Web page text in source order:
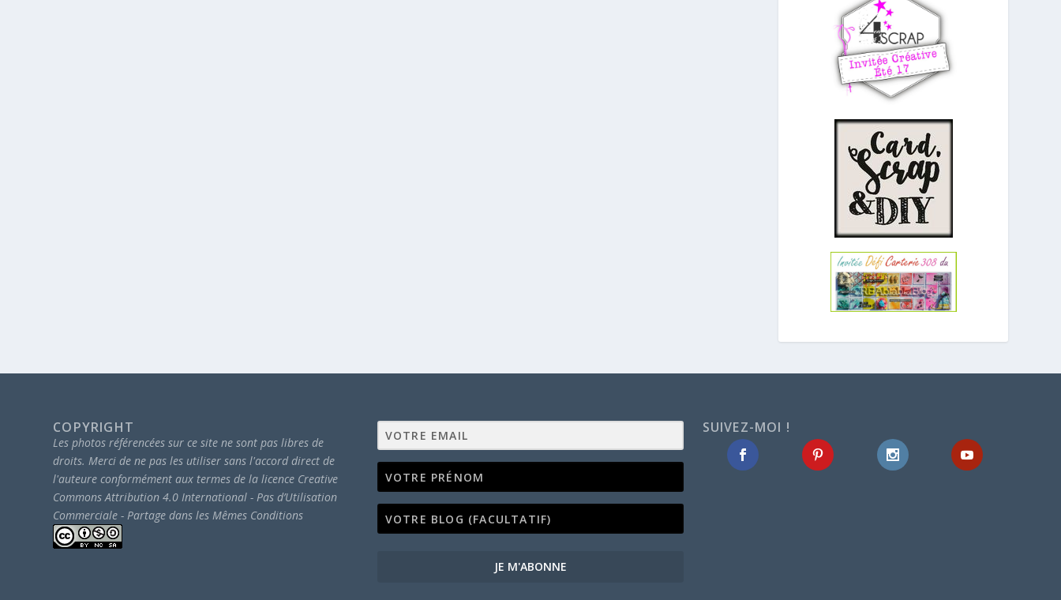
COPYRIGHT
Les photos référencées sur ce site ne sont pas libres de
droits. Merci de ne pas les utiliser sans l'accord direct de
l'auteure conformément aux termes de la licence Creative
Commons Attribution 4.0 International - Pas d’Utilisation
Commerciale - Partage dans les Mêmes Conditions
JE M'ABONNE
SUIVEZ-MOI !